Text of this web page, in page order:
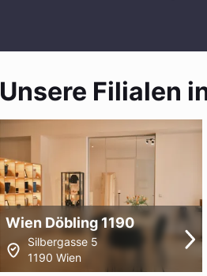
Unsere Filialen
Wien Döbling 1190
Silbergasse 5
1190 Wien